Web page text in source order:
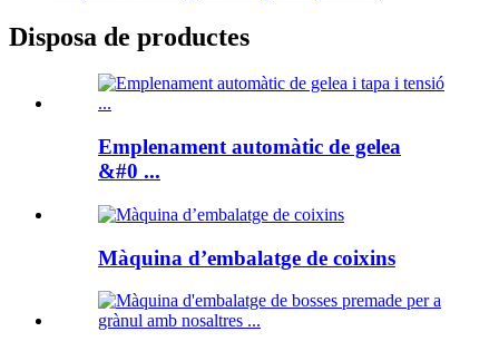
Disposa de productes
Emplenament automàtic de gelea
&#0 ...
Màquina d’embalatge de coixins